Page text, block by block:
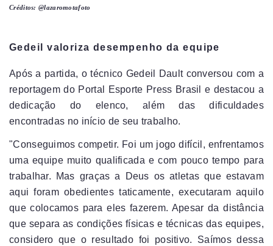
Créditos: @lazaromotafoto
Gedeil valoriza desempenho da equipe
Após a partida, o técnico Gedeil Dault conversou com a
reportagem do Portal Esporte Press Brasil e destacou a
dedicação do elenco, além das dificuldades
encontradas no início de seu trabalho.
"Conseguimos competir. Foi um jogo difícil, enfrentamos
uma equipe muito qualificada e com pouco tempo para
trabalhar. Mas graças a Deus os atletas que estavam
aqui foram obedientes taticamente, executaram aquilo
que colocamos para eles fazerem. Apesar da distância
que separa as condições físicas e técnicas das equipes,
considero que o resultado foi positivo. Saímos dessa